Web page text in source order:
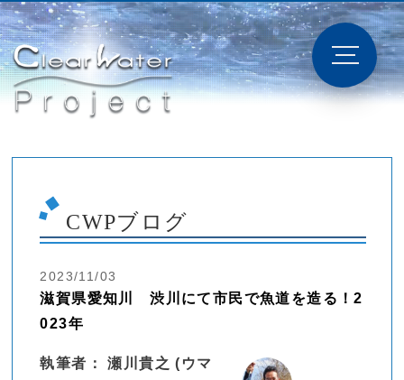
CWPブログ
2023/11/03
滋賀県愛知川 渋川にて市民で魚道を造る！2
023年
執筆者： 瀬川貴之 (ウマ